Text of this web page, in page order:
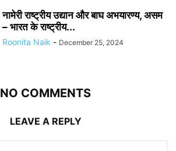
नामेरी राष्ट्रीय उद्यान और बाघ अभयारण्य, असम
– भारत के राष्ट्रीय...
Roonita Naik - December 25, 2024
NO COMMENTS
LEAVE A REPLY